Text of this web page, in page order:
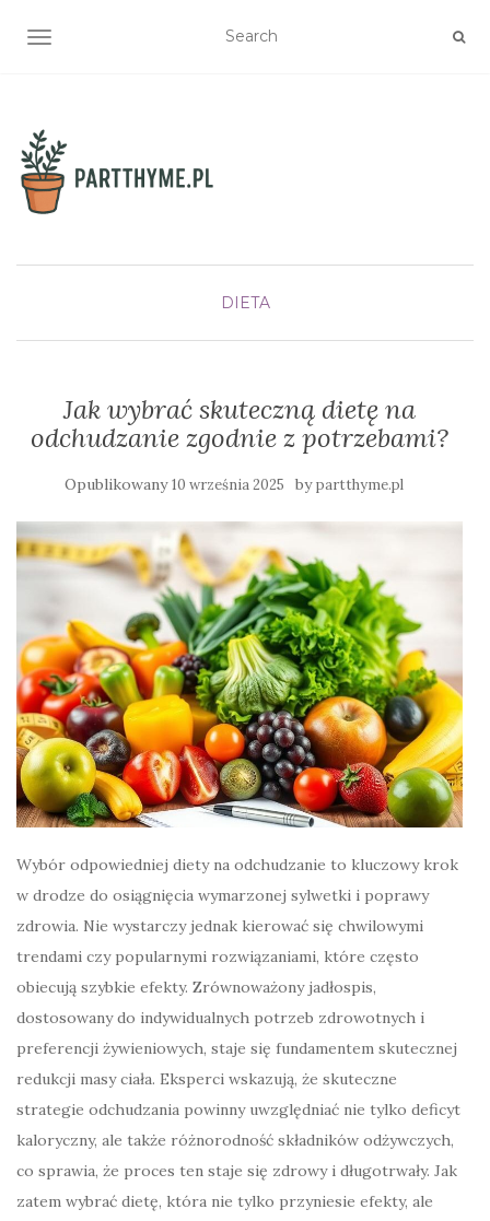
TOGGLE NAVIGATION
DIETA
Jak wybrać skuteczną dietę na
odchudzanie zgodnie z potrzebami?
Opublikowany10 września 2025 bypartthyme.pl
Wybór odpowiedniej diety na odchudzanie to kluczowy krok
w drodze do osiągnięcia wymarzonej sylwetki i poprawy
zdrowia. Nie wystarczy jednak kierować się chwilowymi
trendami czy popularnymi rozwiązaniami, które często
obiecują szybkie efekty. Zrównoważony jadłospis,
dostosowany do indywidualnych potrzeb zdrowotnych i
preferencji żywieniowych, staje się fundamentem skutecznej
redukcji masy ciała. Eksperci wskazują, że skuteczne
strategie odchudzania powinny uwzględniać nie tylko deficyt
kaloryczny, ale także różnorodność składników odżywczych,
co sprawia, że proces ten staje się zdrowy i długotrwały. Jak
zatem wybrać dietę, która nie tylko przyniesie efekty, ale